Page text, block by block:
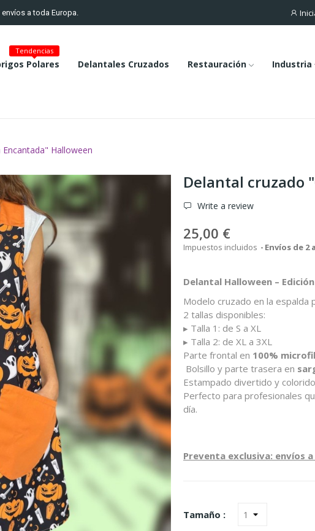
a toda Europa.
Polares
Tendencias
Delantales Cruzados Restauración Industria
Halloween
Delantal cruzado
Write a review
25,00 €
Impuestos incluidos Envíos de 2
Delantal Halloween –
Modelo cruzado en la espalda
2 tallas disponibles:
▸ Talla 1: de S a XL
▸ Talla 2: de XL a 3XL
Parte frontal en 100%
Bolsillo y parte trasera en
Estampado divertido y
Perfecto para profesionales
día.
Preventa exclusiva: envíos
Tamaño :